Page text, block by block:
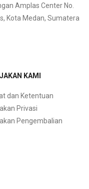
Amplas Center No.
Kota Medan, Sumatera
KAMI
dan Ketentuan
Privasi
Pengembalian